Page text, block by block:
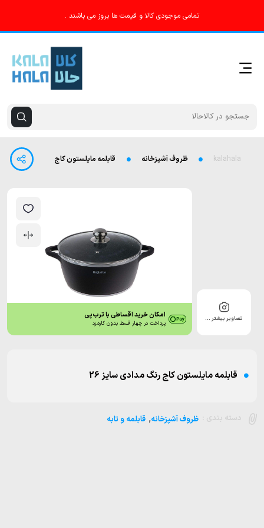
تمامی موجودی کالا و قیمت ها بروز می باشند .
kalahala ظروف آشپزخانه قابلمه مایلستون کاج رنگ مدادی سایز 26
تصاویر بیشتر … امکان خرید اقساطی با ترب‌پی
پرداخت در چهار قسط بدون کارمزد
قابلمه مایلستون کاج رنگ مدادی سایز 26
ظروف آشپزخانه, قابلمه و تابه